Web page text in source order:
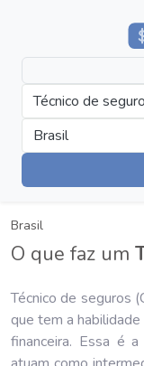
Técnico de
Brasil
Brasil
O que faz um
Técnico de seguros
que tem a
financeira. Essa é